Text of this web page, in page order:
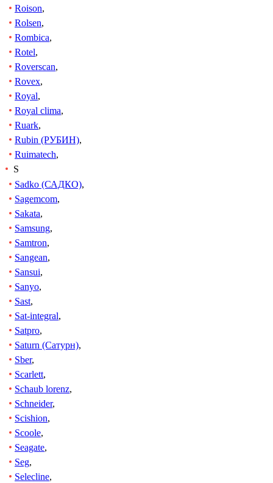
Roison,
Rolsen,
Rombica,
Rotel,
Roverscan,
Rovex,
Royal,
Royal clima,
Ruark,
Rubin (РУБИН),
Ruimatech,
S
Sadko (САДКО),
Sagemcom,
Sakata,
Samsung,
Samtron,
Sangean,
Sansui,
Sanyo,
Sast,
Sat-integral,
Satpro,
Saturn (Сатурн),
Sber,
Scarlett,
Schaub lorenz,
Schneider,
Scishion,
Scoole,
Seagate,
Seg,
Selecline,